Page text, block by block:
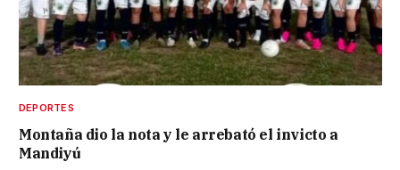
DEPORTES
Montaña dio la nota y le arrebató el invicto a
Mandiyú